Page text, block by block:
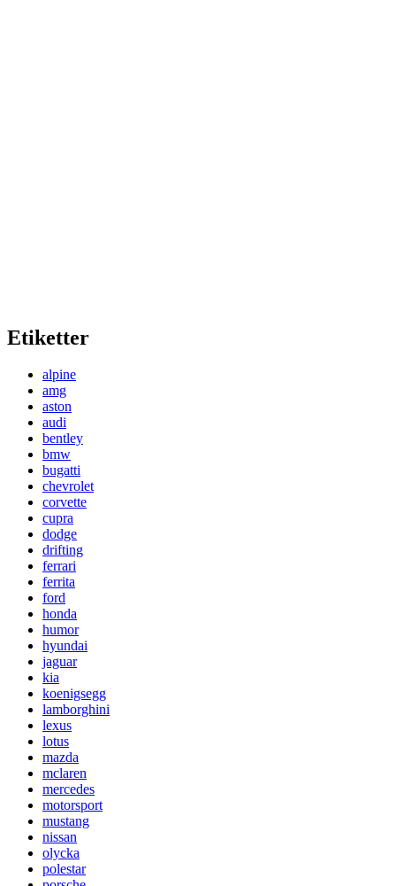
Etiketter
alpine
amg
aston
audi
bentley
bmw
bugatti
chevrolet
corvette
cupra
dodge
drifting
ferrari
ferrita
ford
honda
humor
hyundai
jaguar
kia
koenigsegg
lamborghini
lexus
lotus
mazda
mclaren
mercedes
motorsport
mustang
nissan
olycka
polestar